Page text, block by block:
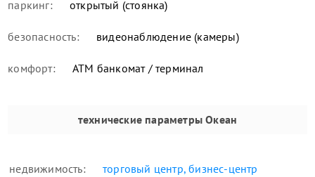
паркинг: открытый (стоянка)
безопасность: видеонаблюдение (камеры)
комфорт: ATM банкомат / терминал
технические параметры Океан
недвижимость: торговый центр, бизнес-центр